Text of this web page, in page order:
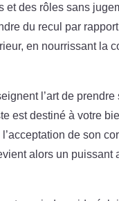
et des rôles sans
du recul par
en nourrissant la
l’art de prendre
est destiné à votre
de son
alors un puissant